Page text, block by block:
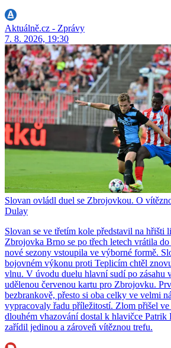
Aktuálně.cz - Zprávy
7. 8. 2026, 19:30
Slovan ovládl duel se Zbrojovkou. O
Dulay
Slovan se ve třetím kole představil na hřišti
Zbrojovka Brno se po třech letech vrátila
nové sezony vstoupila ve výborné formě.
bojovném výkonu proti Teplicím chtěl
vlnu. V úvodu duelu hlavní sudí po zásahu
udělenou červenou kartu pro Zbrojovku.
bezbrankově, přesto si oba celky ve velmi
vypracovaly řadu příležitostí. Zlom přišel
dlouhém vhazování dostal k hlavičce Patrik
zařídil jedinou a zároveň vítěznou trefu.